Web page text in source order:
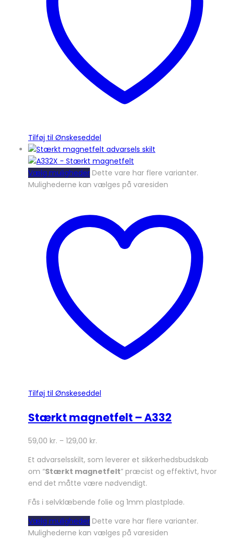
Tilføj til Ønskeseddel
Vælg muligheder Dette vare har flere varianter.
Mulighederne kan vælges på varesiden
Tilføj til Ønskeseddel
Stærkt magnetfelt – A332
59,00 kr. – 129,00 kr.
Et advarselsskilt, som leverer et sikkerhedsbudskab
om “Stærkt magnetfelt” præcist og effektivt, hvor
end det måtte være nødvendigt.
Fås i selvklæbende folie og 1mm plastplade.
Vælg muligheder Dette vare har flere varianter.
Mulighederne kan vælges på varesiden